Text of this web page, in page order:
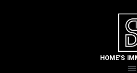
HOME'S
/